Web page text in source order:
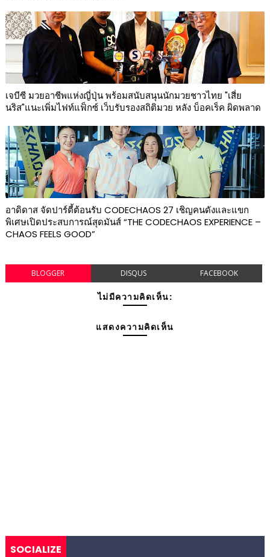
เจบีซี มวยอาชีพแห่งญี่ปุ่น พร้อมสนับสนุนนักมวยชาวไทย "เสี่ย
นริส"แนะเพิ่มไฟท์แฟ็กซ์ เว็บรับรองสถิติมวย หลัง บ็อคเร็ค ผิดพลาด
อาดิดาส จัดปาร์ตี้ต้อนรับ CODECHAOS 27 เชิญคนดังและแขก
พิเศษเปิดประสบการณ์สุดมันส์ “THE CODECHAOS EXPERIENCE –
CHAOS FEELS GOOD”
BLOGGER DISQUS FACEBOOK
ไม่มีความคิดเห็น:
แสดงความคิดเห็น
SOCIALIZE